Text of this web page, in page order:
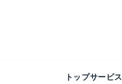
トップサービス